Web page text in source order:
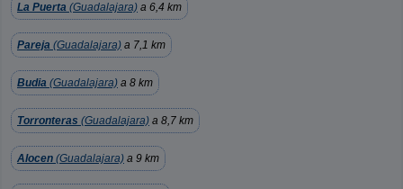
La Puerta (Guadalajara) a 6,4 km
Pareja (Guadalajara) a 7,1 km
Budia (Guadalajara) a 8 km
Torronteras (Guadalajara) a 8,7 km
Alocen (Guadalajara) a 9 km